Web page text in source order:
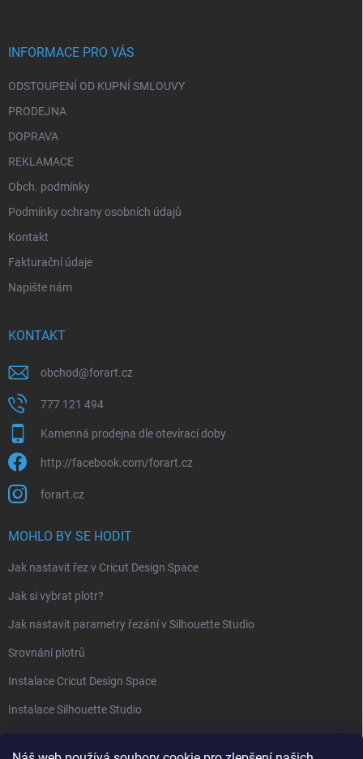
INFORMACE PRO VÁS
ODSTOUPENÍ OD KUPNÍ SMLOUVY
PRODEJNA
DOPRAVA
REKLAMACE
Obch. podmínky
Podmínky ochrany osobních údajů
Kontakt
Fakturační údaje
Napište nám
KONTAKT
obchod@forart.cz
777 121 494
Kamenná prodejna dle otevírací doby
http://facebook.com/forart.cz
forart.cz
MOHLO BY SE HODIT
Jak nastavit řez v Cricut Design Space
Jak si vybrat plotr?
Jak nastavit parametry řezání v Silhouette Studio
Srovnání plotrů
Instalace Cricut Design Space
Instalace Silhouette Studio
PŘIJÍMÁME ONLINE PLATBY